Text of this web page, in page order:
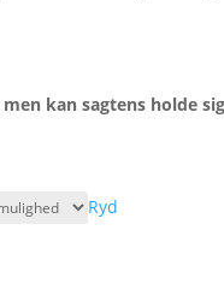
kan sagtens holde
Ryd